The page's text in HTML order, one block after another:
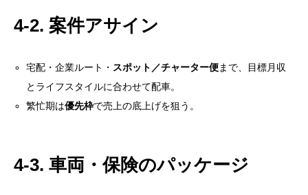
4-2. 案件アサイン
宅配・企業ルート・ スポット／チャーター便まで、目標月収
とライフスタイルに合わせて配車。
繁忙期は優先枠で売上の底上げを狙う。
4-3. 車両・保険のパッケージ
2. 個人事業主になる：今日から動ける最短ロードマッ
3. 売上の方程式とKPI：感情ではなく数字で走る
3-1. 目安シミュレーション（例）
3-2. 追うべきKPI
4-1. 研修設計